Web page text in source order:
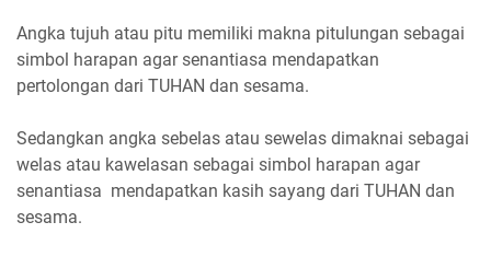
Angka tujuh atau pitu memiliki makna pitulungan sebagai
simbol harapan agar senantiasa mendapatkan
pertolongan dari TUHAN dan sesama.
Sedangkan angka sebelas atau sewelas dimaknai sebagai
welas atau kawelasan sebagai simbol harapan agar
senantiasa mendapatkan kasih sayang dari TUHAN dan
sesama.